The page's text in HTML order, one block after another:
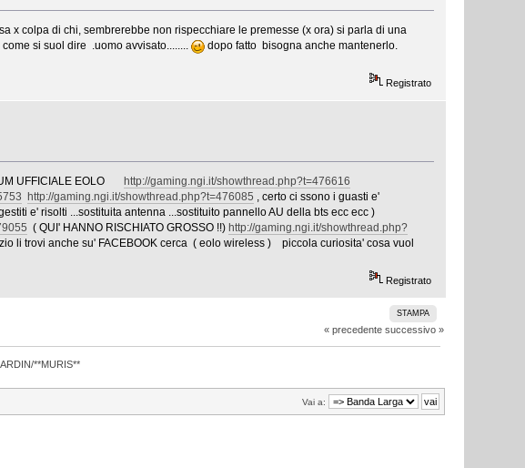
x colpa di chi, sembrerebbe non rispecchiare le premesse (x ora) si parla di una
si suol dire .uomo avvisato........
dopo fatto bisogna anche mantenerlo.
Registrato
UFFICIALE EOLO http://gaming.ngi.it/showthread.php?t=476616
http://gaming.ngi.it/showthread.php?t=476085 , certo ci ssono i guasti e'
e' risolti ...sostituita antenna ...sostituito pannello AU della bts ecc ecc )
( QUI' HANNO RISCHIATO GROSSO !!) http://gaming.ngi.it/showthread.php?
li trovi anche su' FACEBOOK cerca ( eolo wireless ) piccola curiosita' cosa vuol
Registrato
STAMPA
« precedente successivo »
**MURIS**
Vai a: